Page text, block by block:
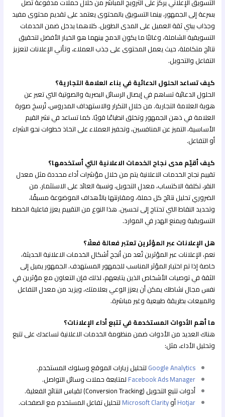
التسويق الإعلاني يركز على الترويج المباشر من خلال حملات مدفوعة تصل
بسرعة إلى الجمهور، بينما التسويق بالمحتوى يعتمد على تقديم محتوى مفيد
وجذاب يبني ثقة العميل على المدى الطويل. كلاهما يدخل ضمن الخدمات
التسويقية الشاملة، وغالبًا ما يكون الدمج بينهما هو الخيار الأفضل لتحقيق
نتائج متكاملة، حيث يعمل المحتوى على جذب العملاء، وتأتي الإعلانات لتعزيز
التفاعل والتحويل.
كيف تساعد الحلول الدعائية في بناء العلامة التجارية؟
الحلول الدعائية تساهم في إيصال الرسائل البصرية والصوتية التي تعبر عن
هوية العلامة التجارية. من خلال التكرار والاستهداف المدروس، تُرسخ صورة
العلامة في ذهن الجمهور وتخلق انطباعًا قويًا. كما تساعد في نشر القيم
الأساسية، التميز عن المنافسين، وتحفيز العملاء على اتخاذ خطوات نحو الشراء
أو التفاعل.
كيف أقيّم مدى نجاح الخدمات الاعلانية التي أستخدمها؟
تقييم نجاح الخدمات الاعلانية يتم من خلال مؤشرات أداء محددة مثل معدل
النقر، تكلفة الاكتساب، معدل التحويل، ونسبة العائد على الاستثمار. من
الضروري تحليل نتائج كل حملة، ومقارنتها بالأهداف الموضوعة مسبقًا،
وتحديد النقاط التي تحتاج إلى تحسين. هذا النوع من التقييم يعزز فاعلية الخطط
التسويقية ويمنع الهدر في الموارد.
هل الإعلانات عبر المؤثرين تعتبر فعالة فعلًا؟
نعم، الإعلانات عبر المؤثرين تُعد من أنجح أشكال الخدمات الاعلانية الحديثة،
خاصة إذا تم اختيار المؤثر المناسب للجمهور المستهدف. الجمهور يميل إلى
الثقة في توصيات الأشخاص الذين يتابعهم، لذلك فإن التعاون مع مؤثرين في
نفس مجال نشاطك يمكن أن يعزز الوعي بعلامتك، ويزيد من معدل التفاعل
والمبيعات بطريقة طبيعية وغير مباشرة.
ما أهم الأدوات المستخدمة في تتبع أداء الإعلانات؟
هناك العديد من الأدوات ضمن منظومة الخدمات الاعلانية تساعدك على تتبع
وتحليل الأداء، مثل:
Google Analytics لتحليل زيارات الموقع وسلوك المستخدم.
Facebook Ads Manager لمتابعة حملات وسائل التواصل.
أدوات تتبع التحويل (Conversion Tracking) لقياس النتائج الفعلية.
HotjarأوMicrosoft Clarity
لتحليل تفاعل المستخدم مع الصفحات.